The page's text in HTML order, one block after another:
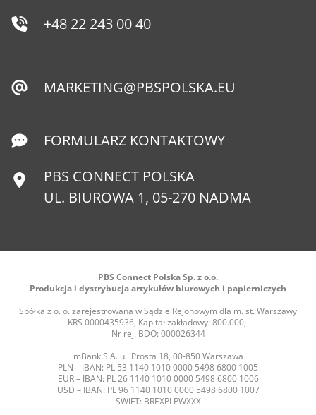
+48 22 243 00 40
MARKETING@PBSPOLSKA.EU
FORMULARZ KONTAKTOWY
PBS CONNECT POLSKA
UL. BIUROWA 1, 05-270 NADMA
PBS Connect Polska Sp. z o.o.
Produkcja i dystrybucja artykułów biurowych i papierniczych
Spółka z o. o. zarejestrowana w Sądzie Rejonowym dla m. st. Warszawy
KRS 0000435936, Kapitał zakładowy: 800.000,-
Nr rej. BDO: 000026344
mBank S.A. ul. Prosta 18, 00-850 Warszawa
PLN – IBAN: PL 53 1140 1010 0000 5498 6800 1005
EUR – IBAN: PL 26 1140 1010 0000 5498 6800 1006
USD – IBAN: PL 96 1140 1010 0000 5498 6800 1007
SWIFT: BREXPLPWXXX